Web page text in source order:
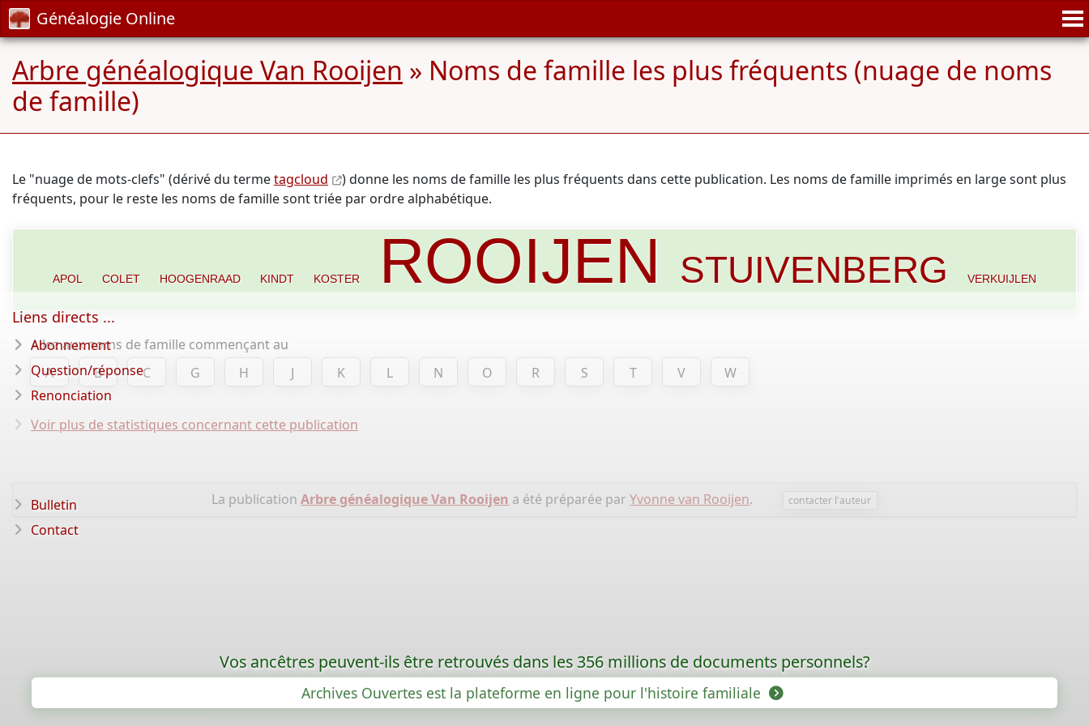
Généalogie Online
Arbre généalogique Van Rooijen » Noms de famille les plus fréquents (nuage de noms
de famille)
Le "nuage de mots-clefs" (dérivé du termetagcloud
) donne les noms de famille les plus fréquents dans cette publication. Les noms de famille imprimés en large sont plus
fréquents, pour le reste les noms de famille sont triée par ordre alphabétique.
APOL COLET HOOGENRAAD KINDT KOSTER ROOIJEN STUIVENBERG VERKUIJLEN
Allez aux noms de famille commençant au
A
B C G H J K L N O R S T V W
Voir plus de statistiques concernant cette publication
La publicationArbre généalogique Van Rooijen a été préparée parYvonne van Rooijen. contacter l'auteur
Liens directs ...
Abonnement
Question/réponse
Renonciation
Bulletin
Contact
Vos ancêtres peuvent-ils être retrouvés dans les 356 millions de documents personnels?
Archives Ouvertes est la plateforme en ligne pour l'histoire familiale